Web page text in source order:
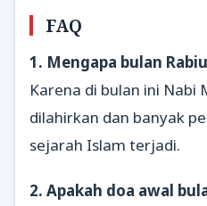
FAQ
1. Mengapa bulan
Karena di bulan ini Nabi
dilahirkan dan banyak
sejarah Islam terjadi.
2. Apakah doa awal